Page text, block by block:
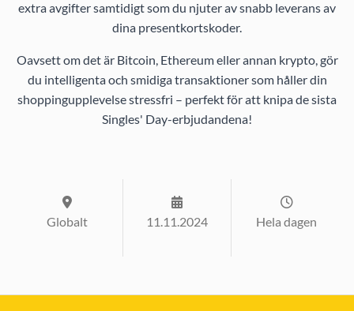
extra avgifter samtidigt som du njuter av snabb leverans av
dina presentkortskoder.
Oavsett om det är Bitcoin, Ethereum eller annan krypto, gör
du intelligenta och smidiga transaktioner som håller din
shoppingupplevelse stressfri – perfekt för att knipa de sista
Singles' Day-erbjudandena!
Globalt 11.11.2024 Hela dagen